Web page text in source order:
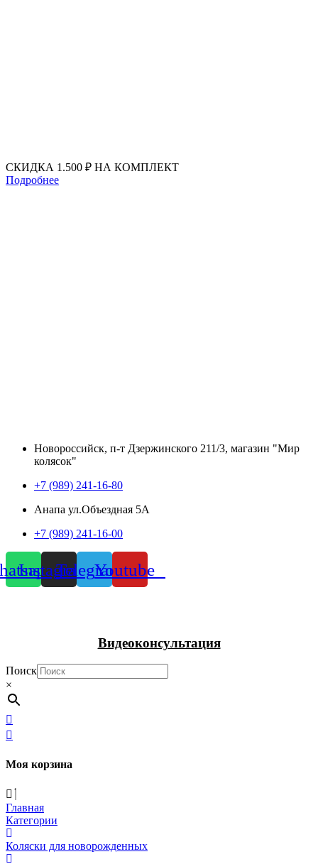
СКИДКА 1.500 ₽ НА КОМПЛЕКТ
Подробнее
Новороссийск, п-т Дзержинского 211/3, магазин "Мир
колясок"
+7 (989) 241-16-80
Анапа ул.Объездная 5А
+7 (989) 241-16-00
InstagramTelegramYoutube
Видеоконсультация
Поиск
×
Моя корзина
Главная
Категории
Коляски для новорожденных